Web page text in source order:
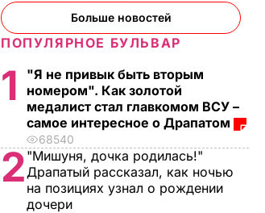
Больше новостей
ПОПУЛЯРНОЕ БУЛЬВАР
1
"Я не привык быть вторым
номером". Как золотой
медалист стал главкомом ВСУ –
самое интересное о Драпатом
68540
2 "Мишуня, дочка родилась!"
Драпатый рассказал, как ночью
на позициях узнал о рождении
дочери